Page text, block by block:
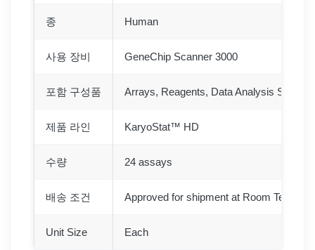
종 Human
사용 장비 GeneChip Scanner 3000
포함 구성품 Arrays, Reagents, Data Analysis
제품 라인 KaryoStat™ HD
수량 24 assays
배송 조건 Approved for shipment at Room
Unit Size Each